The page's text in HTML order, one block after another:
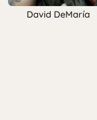
David DeMaría